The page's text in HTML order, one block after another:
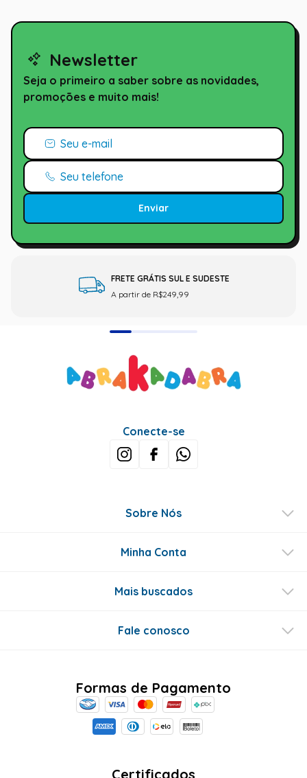
Newsletter
Seja o primeiro a saber sobre as novidades,
promoções e muito mais!
Enviar
FRETE GRÁTIS SUL E SUDESTE
A partir de R$249,99
Conecte-se
Sobre Nós
Minha Conta
Mais buscados
Fale conosco
Formas de Pagamento
Certificados